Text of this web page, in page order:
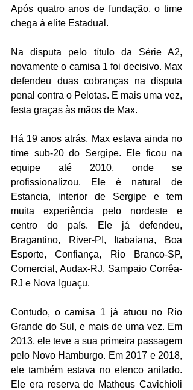
Após quatro anos de fundação, o time
chega à elite Estadual.
Na disputa pelo título da Série A2,
novamente o camisa 1 foi decisivo. Max
defendeu duas cobranças na disputa
penal contra o Pelotas. E mais uma vez,
festa graças às mãos de Max.
Há 19 anos atrás, Max estava ainda no
time sub-20 do Sergipe. Ele ficou na
equipe até 2010, onde se
profissionalizou. Ele é natural de
Estancia, interior de Sergipe e tem
muita experiência pelo nordeste e
centro do país. Ele já defendeu,
Bragantino, River-PI, Itabaiana, Boa
Esporte, Confiança, Rio Branco-SP,
Comercial, Audax-RJ, Sampaio Corrêa-
RJ e Nova Iguaçu.
Contudo, o camisa 1 já atuou no Rio
Grande do Sul, e mais de uma vez. Em
2013, ele teve a sua primeira passagem
pelo Novo Hamburgo. Em 2017 e 2018,
ele também estava no elenco anilado.
Ele era reserva de Matheus Cavichioli